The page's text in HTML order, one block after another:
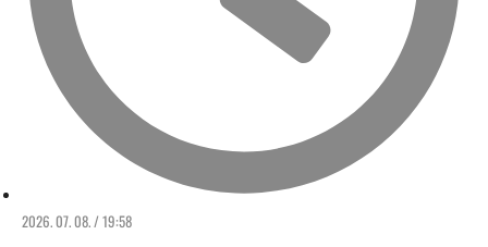
2026. 07. 08. / 19:58